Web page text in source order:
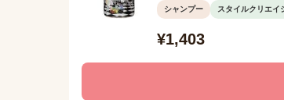
シャンプー スタイルクリエイ
¥1,403